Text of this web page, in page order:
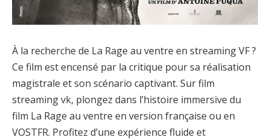
À la recherche de La Rage au ventre en streaming VF ?
Ce film est encensé par la critique pour sa réalisation
magistrale et son scénario captivant. Sur film
streaming vk, plongez dans l’histoire immersive du
film La Rage au ventre en version française ou en
VOSTFR. Profitez d’une expérience fluide et